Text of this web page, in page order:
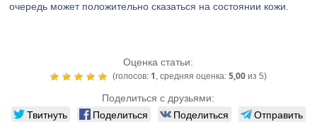
очередь может положительно сказаться на состоянии кожи.
Оценка статьи:
(голосов: 1 , средняя оценка: 5,00из 5)
Поделиться с друзьями:
Твитнуть Поделиться Поделиться
Отправить